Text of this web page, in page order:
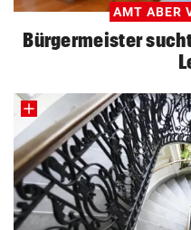
AMT ABER
Bürgermeister